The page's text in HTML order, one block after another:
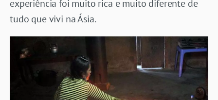
experiência foi muito rica e muito diferente de
tudo que vivi na Ásia.